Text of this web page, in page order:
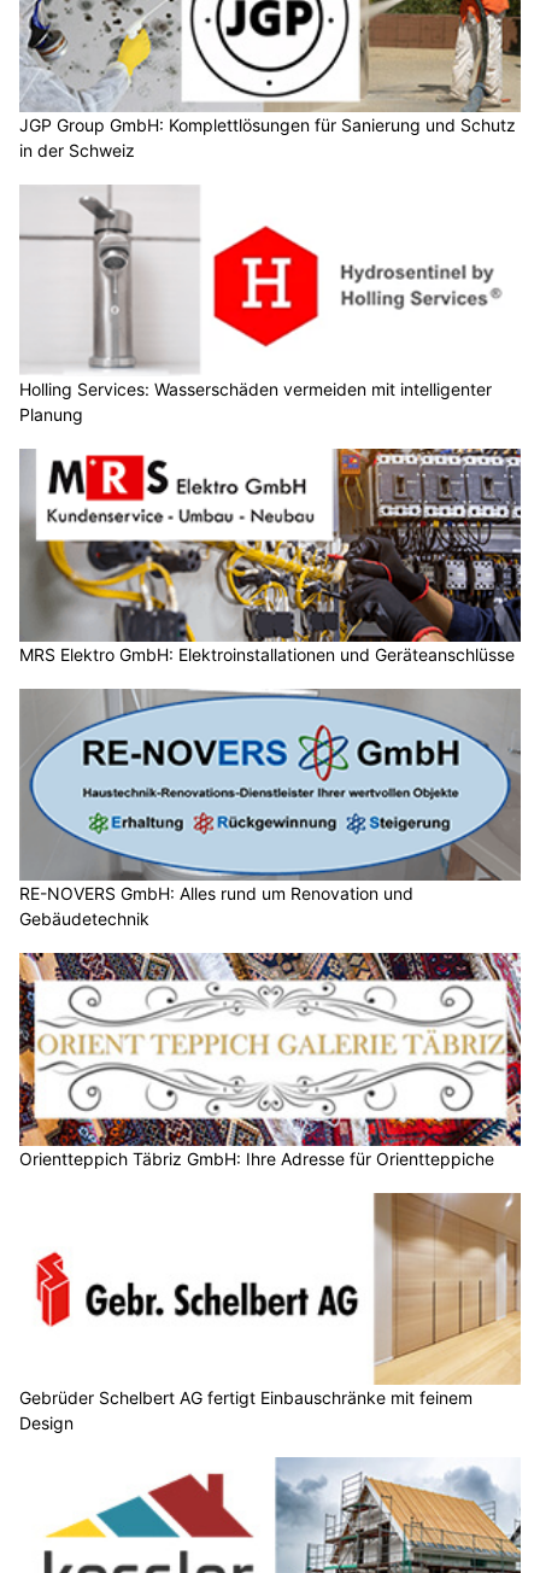
JGP Group GmbH: Komplettlösungen für Sanierung und Schutz
in der Schweiz
Holling Services: Wasserschäden vermeiden mit intelligenter
Planung
MRS Elektro GmbH: Elektroinstallationen und Geräteanschlüsse
RE-NOVERS GmbH: Alles rund um Renovation und
Gebäudetechnik
Orientteppich Täbriz GmbH: Ihre Adresse für Orientteppiche
Gebrüder Schelbert AG fertigt Einbauschränke mit feinem
Design